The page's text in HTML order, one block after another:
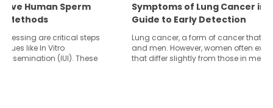
Symptoms of Lung Cancer in Females: Your
Guide to Early Detection
Lung cancer, a form of cancer that affects both women
and men. However, women often experience symptoms
that differ slightly from those in men. Recognizing and